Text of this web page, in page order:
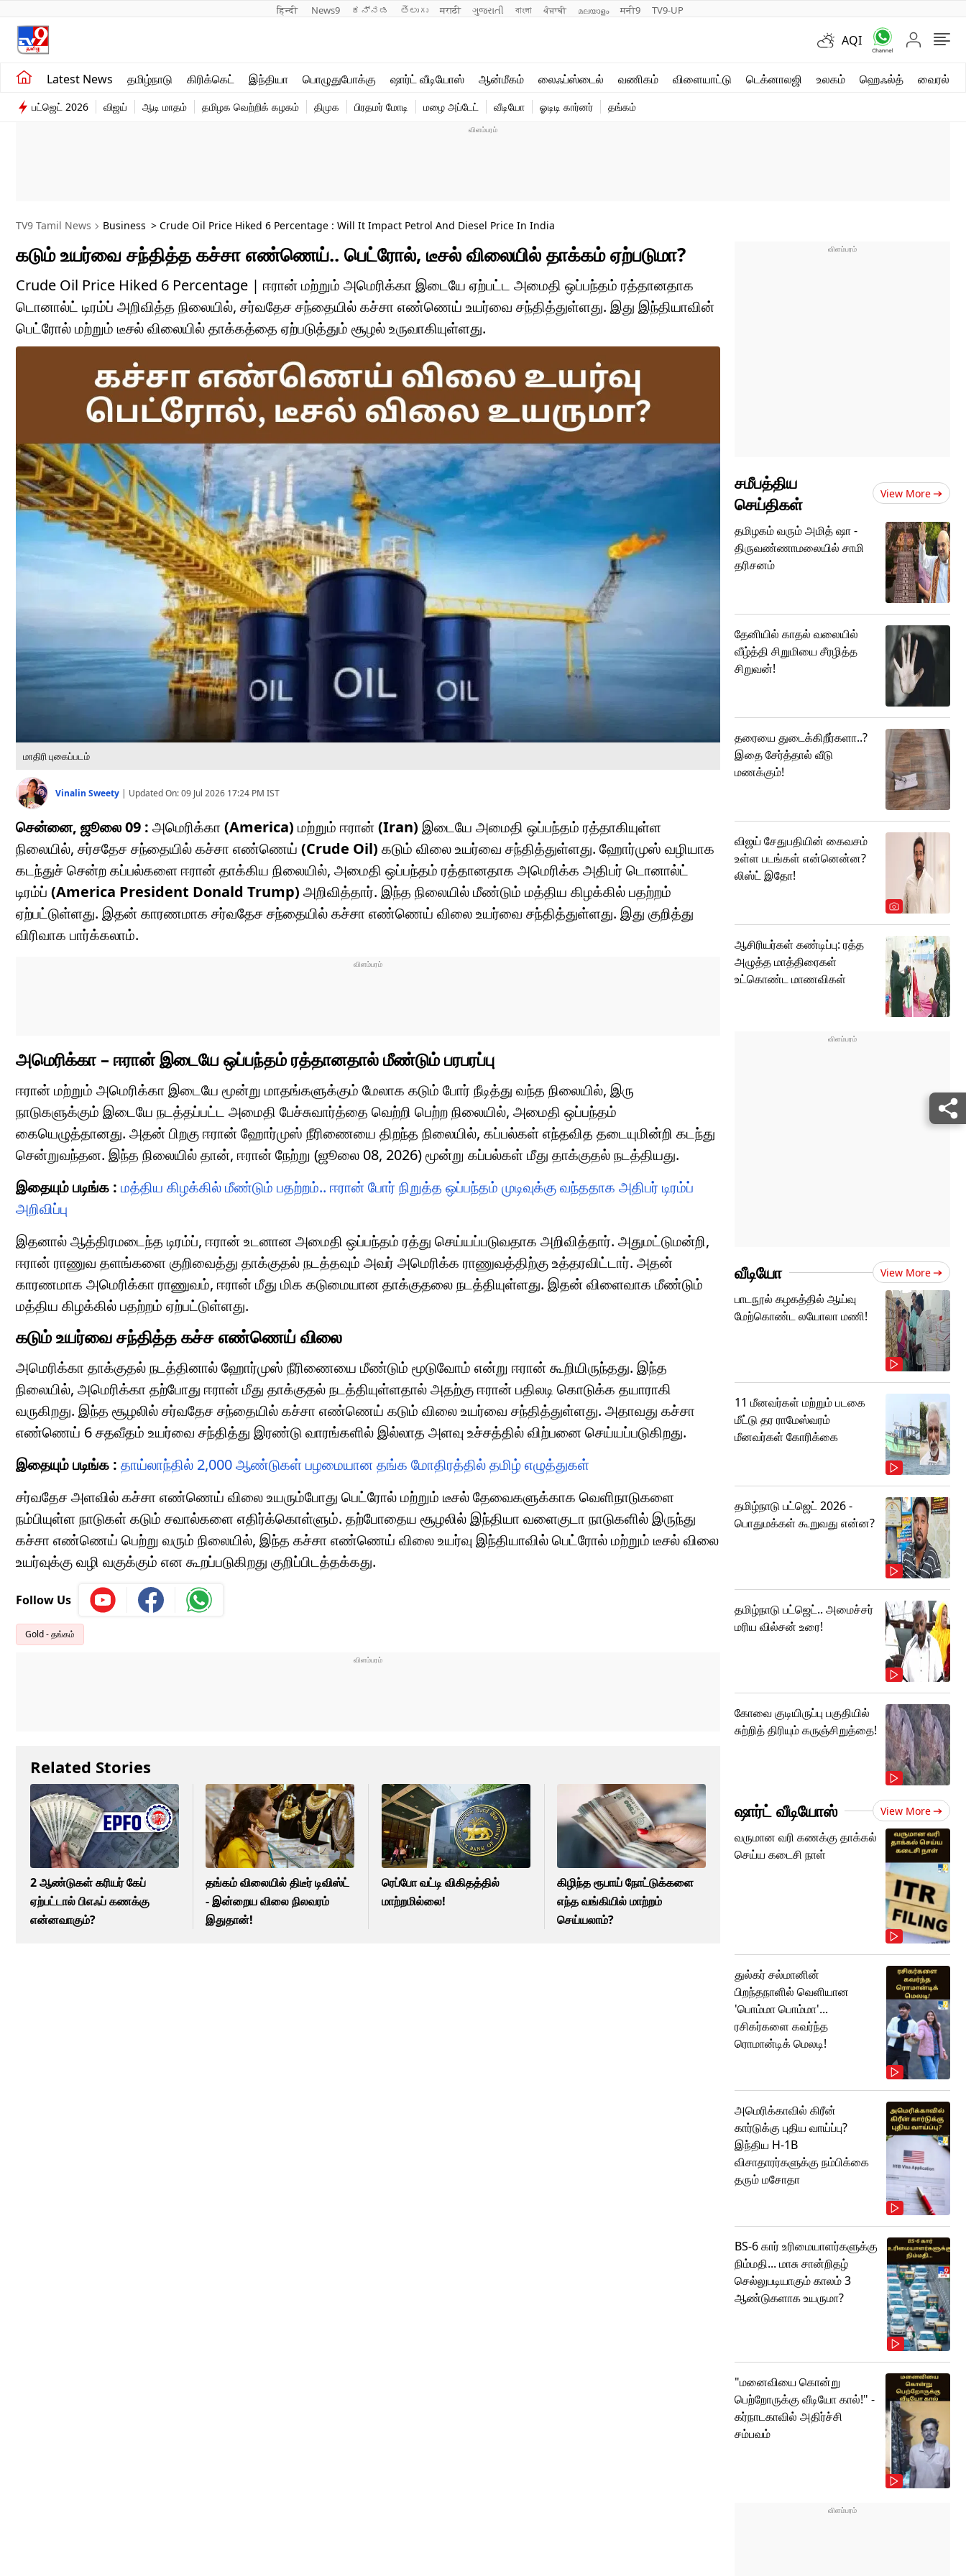
हिन्दी News9 ಕನ್ನಡ తెలుగు मराठी ગુજરાતી বাংলা ਪੰਜਾਬੀ മലയാളം मनी9 TV9-UP
AQI
Latest News தமிழ்நாடு கிரிக்கெட் இந்தியா பொழுதுபோக்கு ஷார்ட் வீடியோஸ் ஆன்மீகம் லைஃப்ஸ்டைல் வணிகம் விளையாட்டு டெக்னாலஜி உலகம் ஹெஃல்த் வைரல்
சமீபத்திய செய்திகள்
தமிழ்நாடு
விளையாட்டு
வணிகம்
வைரல்
பட்ஜெட் 2026 விஜய் ஆடி மாதம் தமிழக வெற்றிக் கழகம் திமுக பிரதமர் மோடி மழை அப்டேட் வீடியோ ஓடிடி கார்னர் தங்கம்
TV9 Tamil News Business > Crude Oil Price Hiked 6 Percentage : Will It Impact Petrol And Diesel Price In India
கடும் உயர்வை சந்தித்த கச்சா எண்ணெய்.. பெட்ரோல், டீசல் விலையில் தாக்கம் ஏற்படுமா?
Crude Oil Price Hiked 6 Percentage | ஈரான் மற்றும் அமெரிக்கா இடையே ஏற்பட்ட அமைதி ஒப்பந்தம் ரத்தானதாக
டொனால்ட் டிரம்ப் அறிவித்த நிலையில், சர்வதேச சந்தையில் கச்சா எண்ணெய் உயர்வை சந்தித்துள்ளது. இது இந்தியாவின்
பெட்ரோல் மற்றும் டீசல் விலையில் தாக்கத்தை ஏற்படுத்தும் சூழல் உருவாகியுள்ளது.
மாதிரி புகைப்படம்
Vinalin Sweety | Updated On:09 Jul 2026 17:24 PM IST
சென்னை, ஜூலை 09 : அமெரிக்கா (America) மற்றும் ஈரான்(Iran) இடையே அமைதி ஒப்பந்தம் ரத்தாகியுள்ள
நிலையில், சர்சதேச சந்தையில் கச்சா எண்ணெய் (Crude Oil) கடும் விலை உயர்வை சந்தித்துள்ளது. ஹோர்முஸ் வழியாக
கடந்துச் சென்ற கப்பல்களை ஈரான் தாக்கிய நிலையில், அமைதி ஒப்பந்தம் ரத்தானதாக அமெரிக்க அதிபர் டொனால்ட்
டிரம்ப் (America President Donald Trump) அறிவித்தார். இந்த நிலையில் மீண்டும் மத்திய கிழக்கில் பதற்றம்
ஏற்பட்டுள்ளது. இதன் காரணமாக சர்வதேச சந்தையில் கச்சா எண்ணெய் விலை உயர்வை சந்தித்துள்ளது. இது குறித்து
விரிவாக பார்க்கலாம்.
அமெரிக்கா – ஈரான் இடையே ஒப்பந்தம் ரத்தானதால் மீண்டும் பரபரப்பு
ஈரான் மற்றும் அமெரிக்கா இடையே மூன்று மாதங்களுக்கும் மேலாக கடும் போர் நீடித்து வந்த நிலையில், இரு
நாடுகளுக்கும் இடையே நடத்தப்பட்ட அமைதி பேச்சுவார்த்தை வெற்றி பெற்ற நிலையில், அமைதி ஒப்பந்தம்
கையெழுத்தானது. அதன் பிறகு ஈரான் ஹோர்முஸ் நீரிணையை திறந்த நிலையில், கப்பல்கள் எந்தவித தடையுமின்றி கடந்து
சென்றுவந்தன. இந்த நிலையில் தான், ஈரான் நேற்று (ஜூலை 08, 2026) மூன்று கப்பல்கள் மீது தாக்குதல் நடத்தியது.
இதையும் படிங்க : மத்திய கிழக்கில் மீண்டும் பதற்றம்.. ஈரான் போர் நிறுத்த ஒப்பந்தம் முடிவுக்கு வந்ததாக அதிபர் டிரம்ப்
அறிவிப்பு
இதனால் ஆத்திரமடைந்த டிரம்ப், ஈரான் உடனான அமைதி ஒப்பந்தம் ரத்து செய்யப்படுவதாக அறிவித்தார். அதுமட்டுமன்றி,
ஈரான் ராணுவ தளங்களை குறிவைத்து தாக்குதல் நடத்தவும் அவர் அமெரிக்க ராணுவத்திற்கு உத்தரவிட்டார். அதன்
காரணமாக அமெரிக்கா ராணுவம், ஈரான் மீது மிக கடுமையான தாக்குதலை நடத்தியுள்ளது. இதன் விளைவாக மீண்டும்
மத்திய கிழக்கில் பதற்றம் ஏற்பட்டுள்ளது.
கடும் உயர்வை சந்தித்த கச்ச எண்ணெய் விலை
அமெரிக்கா தாக்குதல் நடத்தினால் ஹோர்முஸ் நீரிணையை மீண்டும் மூடுவோம் என்று ஈரான் கூறியிருந்தது. இந்த
நிலையில், அமெரிக்கா தற்போது ஈரான் மீது தாக்குதல் நடத்தியுள்ளதால் அதற்கு ஈரான் பதிலடி கொடுக்க தயாராகி
வருகிறது. இந்த சூழலில் சர்வதேச சந்தையில் கச்சா எண்ணெய் கடும் விலை உயர்வை சந்தித்துள்ளது. அதாவது கச்சா
எண்ணெய் 6 சதவீதம் உயர்வை சந்தித்து இரண்டு வாரங்களில் இல்லாத அளவு உச்சத்தில் விற்பனை செய்யப்படுகிறது.
இதையும் படிங்க : தாய்லாந்தில் 2,000 ஆண்டுகள் பழமையான தங்க மோதிரத்தில் தமிழ் எழுத்துகள்
சர்வதேச அளவில் கச்சா எண்ணெய் விலை உயரும்போது பெட்ரோல் மற்றும் டீசல் தேவைகளுக்காக வெளிநாடுகளை
நம்பியுள்ள நாடுகள் கடும் சவால்களை எதிர்க்கொள்ளும். தற்போதைய சூழலில் இந்தியா வளைகுடா நாடுகளில் இருந்து
கச்சா எண்ணெய் பெற்று வரும் நிலையில், இந்த கச்சா எண்ணெய் விலை உயர்வு இந்தியாவில் பெட்ரோல் மற்றும் டீசல் விலை
உயர்வுக்கு வழி வகுக்கும் என கூறப்படுகிறது குறிப்பிடத்தக்கது.
Follow Us
Gold - தங்கம்
Related Stories
2 ஆண்டுகள் கரியர் கேப்
ஏற்பட்டால் பிஎஃப் கணக்கு
என்னவாகும்?
தங்கம் விலையில் திடீர் டிவிஸ்ட்
- இன்றைய விலை நிலவரம்
இதுதான்!
ரெப்போ வட்டி விகிதத்தில்
மாற்றமில்லை!
கிழிந்த ரூபாய் நோட்டுக்களை
எந்த வங்கியில் மாற்றம்
செய்யலாம்?
சமீபத்திய
செய்திகள்
View More
தமிழகம் வரும் அமித் ஷா -
திருவண்ணாமலையில் சாமி
தரிசனம்
தேனியில் காதல் வலையில்
வீழ்த்தி சிறுமியை சீரழித்த
சிறுவன்!
தரையை துடைக்கிறீர்களா..?
இதை சேர்த்தால் வீடு
மணக்கும்!
விஜய் சேதுபதியின் கைவசம்
உள்ள படங்கள் என்னென்ன?
லிஸ்ட் இதோ!
ஆசிரியர்கள் கண்டிப்பு: ரத்த
அழுத்த மாத்திரைகள்
உட்கொண்ட மாணவிகள்
வீடியோ View More
பாடநூல் கழகத்தில் ஆய்வு
மேற்கொண்ட லயோலா மணி!
11 மீனவர்கள் மற்றும் படகை
மீட்டு தர ராமேஸ்வரம்
மீனவர்கள் கோரிக்கை
தமிழ்நாடு பட்ஜெட் 2026 -
பொதுமக்கள் கூறுவது என்ன?
தமிழ்நாடு பட்ஜெட்.. அமைச்சர்
மரிய வில்சன் உரை!
கோவை குடியிருப்பு பகுதியில்
சுற்றித் திரியும் கருஞ்சிறுத்தை!
ஷார்ட் வீடியோஸ் View More
வருமான வரி கணக்கு தாக்கல்
செய்ய கடைசி நாள்
துல்கர் சல்மானின்
பிறந்தநாளில் வெளியான
'பொம்மா பொம்மா'...
ரசிகர்களை கவர்ந்த
ரொமான்டிக் மெலடி!
அமெரிக்காவில் கிரீன்
கார்டுக்கு புதிய வாய்ப்பு?
இந்திய H-1B
விசாதாரர்களுக்கு நம்பிக்கை
தரும் மசோதா
BS-6 கார் உரிமையாளர்களுக்கு
நிம்மதி... மாசு சான்றிதழ்
செல்லுபடியாகும் காலம் 3
ஆண்டுகளாக உயருமா?
"மனைவியை கொன்று
பெற்றோருக்கு வீடியோ கால்!" -
கர்நாடகாவில் அதிர்ச்சி
சம்பவம்